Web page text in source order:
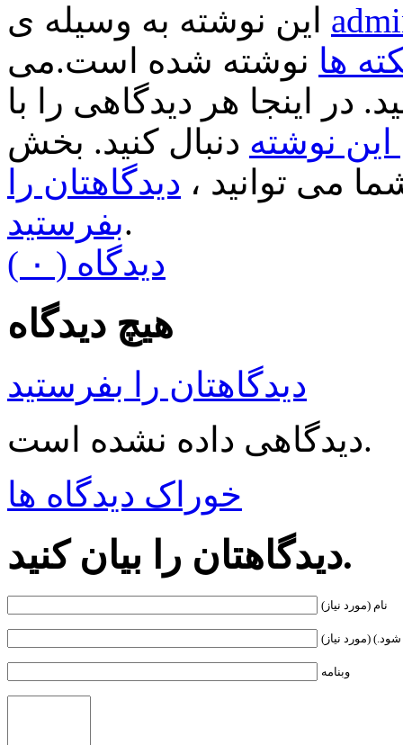
ها نوشته شده است.می
در اینجا هر دیدگاهی را با
نوشته دنبال کنید. بخش
می توانید ، دیدگاهتان را
بفرستید.
( ۰ ) دیدگاه
هیچ دیدگاه
دیدگاهتان را بفرستید
دیدگاهی داده نشده است.
خوراک دیدگاه ها
دیدگاهتان را بیان کنید.
نام (مورد نیاز)
(مورد نیاز)
وبنامه